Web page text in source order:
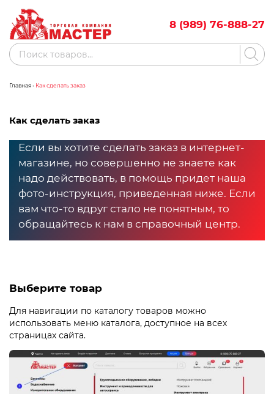
content
8 (989) 76-888-27
Акции
Бассейны
Водоснабжение
Измерительное оборудование
Инструмент ручной
Клининговое оборудование
Подарочные сертификаты
Расходные материалы и оснастка
Сад-огород
Поиск
товаров
Главная• Как сделать заказ
Как сделать заказ
Если вы хотите сделать заказ в интернет-
магазине, но совершенно не знаете как
надо действовать, в помощь придет наша
фото-инструкция, приведенная ниже. Если
вам что-то вдруг стало не понятным, то
обращайтесь к нам в справочный центр.
Выберите товар
Для навигации по каталогу товаров можно
использовать меню каталога, доступное на всех
страницах сайта.